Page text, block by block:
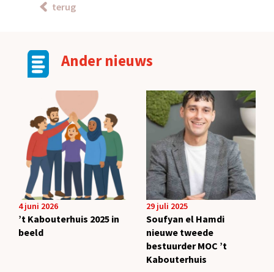
terug
Ander nieuws
4 juni 2026
’t Kabouterhuis 2025 in
beeld
29 juli 2025
Soufyan el Hamdi
nieuwe tweede
bestuurder MOC ’t
Kabouterhuis